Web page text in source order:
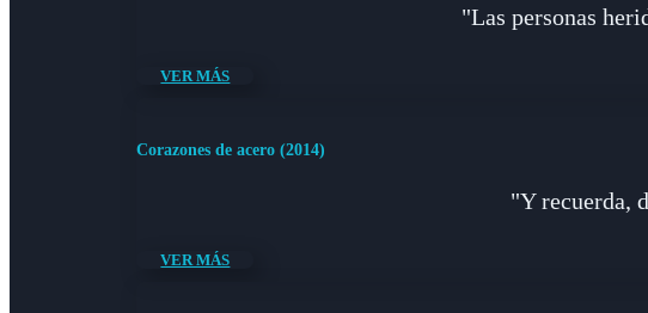
"Las personas
VER MÁS
Corazones de acero (2014)
"Y recuerda,
VER MÁS